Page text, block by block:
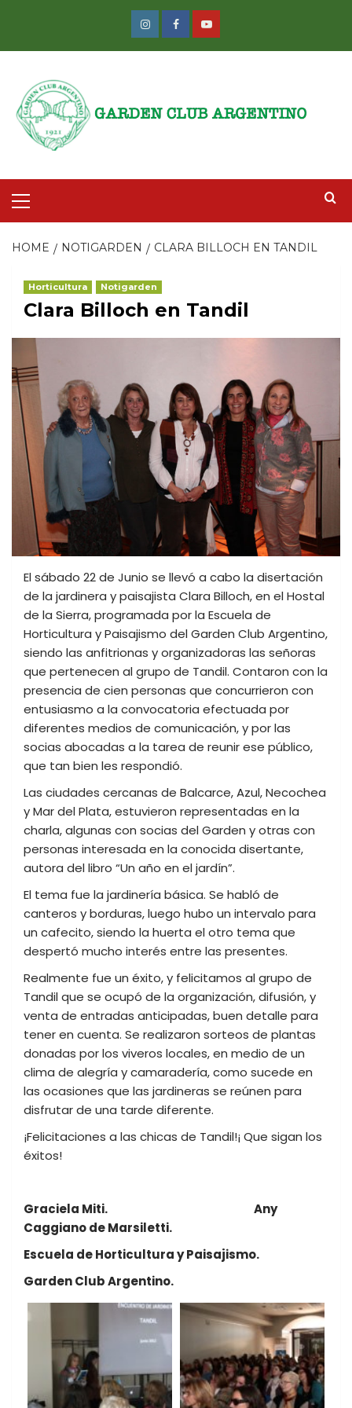
Instagram
FacebookYoutube
Menu
HOME NOTIGARDEN CLARA BILLOCH EN TANDIL
Horticultura Notigarden
Clara Billoch en Tandil
El sábado 22 de Junio se llevó a cabo la disertación
de la jardinera y paisajista Clara Billoch, en el Hostal
de la Sierra, programada por la Escuela de
Horticultura y Paisajismo del Garden Club Argentino,
siendo las anfitrionas y organizadoras las señoras
que pertenecen al grupo de Tandil. Contaron con la
presencia de cien personas que concurrieron con
entusiasmo a la convocatoria efectuada por
diferentes medios de comunicación, y por las
socias abocadas a la tarea de reunir ese público,
que tan bien les respondió.
Las ciudades cercanas de Balcarce, Azul, Necochea
y Mar del Plata, estuvieron representadas en la
charla, algunas con socias del Garden y otras con
personas interesada en la conocida disertante,
autora del libro “Un año en el jardín”.
El tema fue la jardinería básica. Se habló de
canteros y borduras, luego hubo un intervalo para
un cafecito, siendo la huerta el otro tema que
despertó mucho interés entre las presentes.
Realmente fue un éxito, y felicitamos al grupo de
Tandil que se ocupó de la organización, difusión, y
venta de entradas anticipadas, buen detalle para
tener en cuenta. Se realizaron sorteos de plantas
donadas por los viveros locales, en medio de un
clima de alegría y camaradería, como sucede en
las ocasiones que las jardineras se reúnen para
disfrutar de una tarde diferente.
¡Felicitaciones a las chicas de Tandil!¡ Que sigan los
éxitos!
Graciela Miti. Any
Caggiano de Marsiletti.
Escuela de Horticultura y Paisajismo.
Garden Club Argentino.